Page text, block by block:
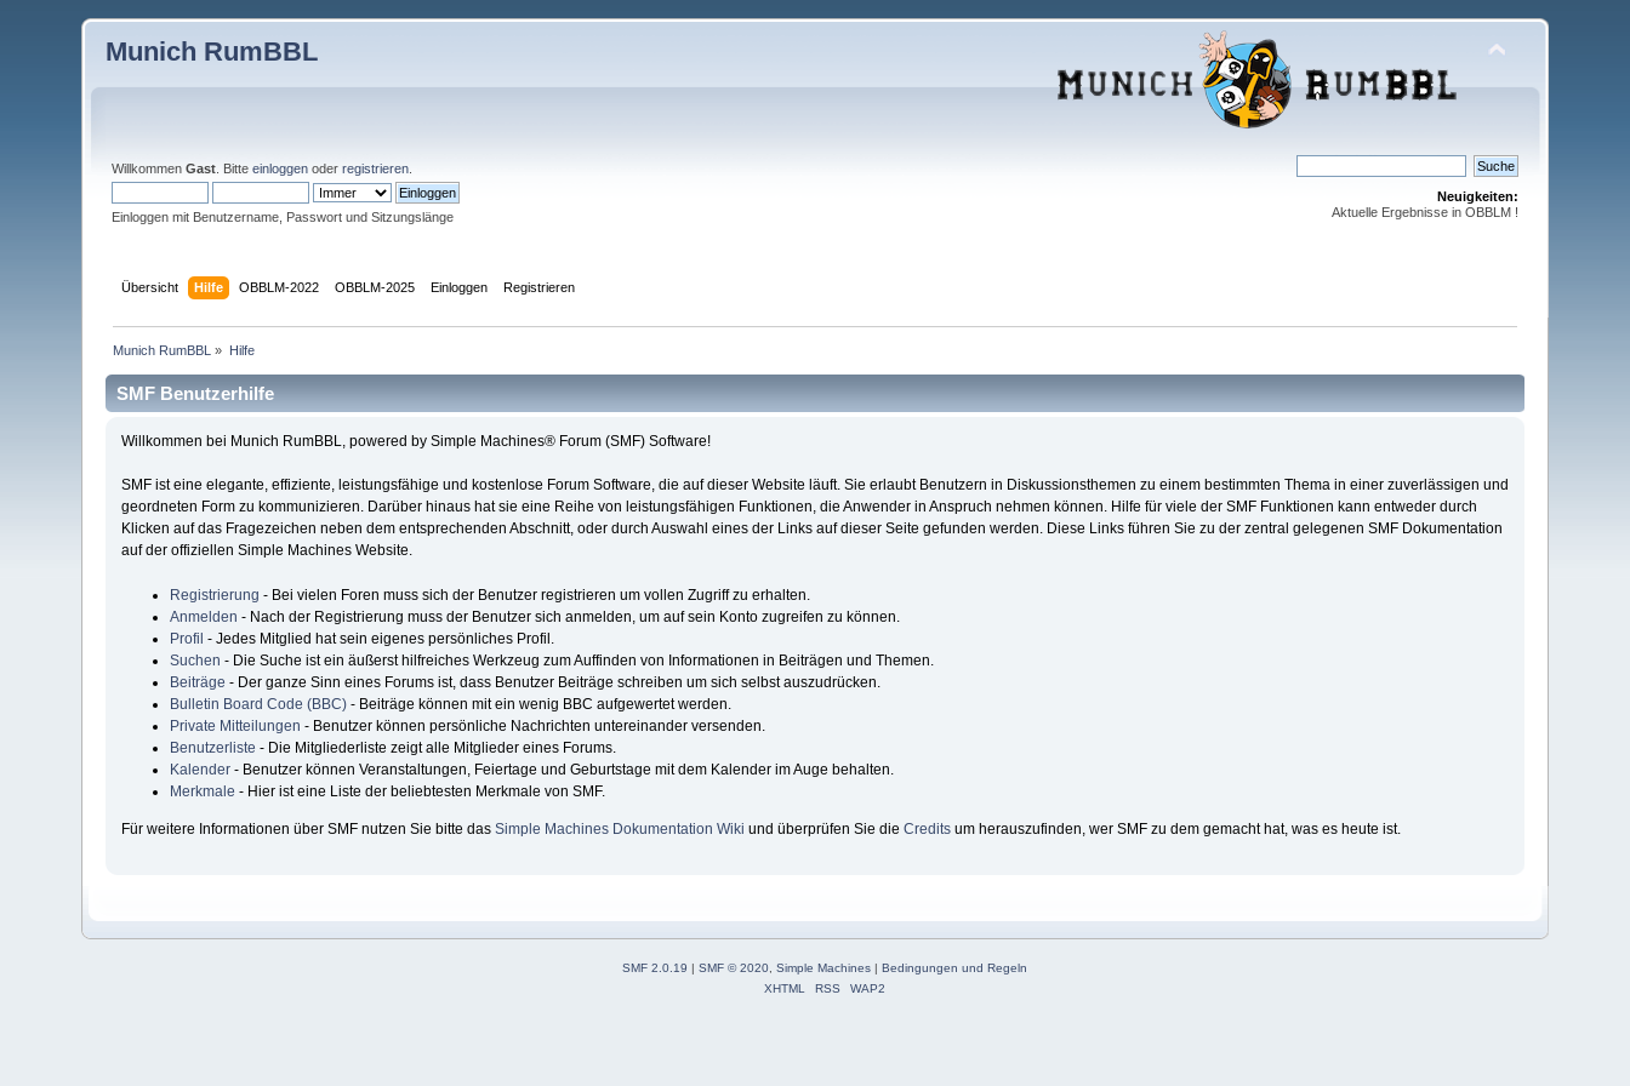
Munich RumBBL
WillkommenGast . Bitteeinloggen oderregistrieren
Einloggen mit Benutzername, Passwort und Sitzungslänge
Neuigkeiten:
Aktuelle Ergebnisse in OBBLM !
Übersicht Hilfe OBBLM-2022 OBBLM-2025 Einloggen Registrieren
Munich RumBBL » Hilfe
SMF Benutzerhilfe
Willkommen bei Munich RumBBL, powered by Simple Machines® Forum (SMF) Software!
SMF ist eine elegante, effiziente, leistungsfähige und kostenlose Forum Software, die auf dieser Website läuft. Sie erlaubt Benutzern in Diskussionsthemen zu einem bestimmten Thema in einer zuverlässigen und
geordneten Form zu kommunizieren. Darüber hinaus hat sie eine Reihe von leistungsfähigen Funktionen, die Anwender in Anspruch nehmen können. Hilfe für viele der SMF Funktionen kann entweder durch
Klicken auf das Fragezeichen neben dem entsprechenden Abschnitt, oder durch Auswahl eines der Links auf dieser Seite gefunden werden. Diese Links führen Sie zu der zentral gelegenen SMF Dokumentation
auf der offiziellen Simple Machines Website.
Registrierung - Bei vielen Foren muss sich der Benutzer registrieren um vollen Zugriff zu erhalten.
Anmelden - Nach der Registrierung muss der Benutzer sich anmelden, um auf sein Konto zugreifen zu können.
Profil - Jedes Mitglied hat sein eigenes persönliches Profil.
Suchen - Die Suche ist ein äußerst hilfreiches Werkzeug zum Auffinden von Informationen in Beiträgen und Themen.
Beiträge - Der ganze Sinn eines Forums ist, dass Benutzer Beiträge schreiben um sich selbst auszudrücken.
Bulletin Board Code (BBC)- Beiträge können mit ein wenig BBC aufgewertet werden.
Private Mitteilungen - Benutzer können persönliche Nachrichten untereinander versenden.
Benutzerliste - Die Mitgliederliste zeigt alle Mitglieder eines Forums.
Kalender- Benutzer können Veranstaltungen, Feiertage und Geburtstage mit dem Kalender im Auge behalten.
Merkmale - Hier ist eine Liste der beliebtesten Merkmale von SMF.
Für weitere Informationen über SMF nutzen Sie bitte das Simple Machines Dokumentation Wiki und überprüfen Sie die Creditsum herauszufinden, wer SMF zu dem gemacht hat, was es heute ist.
SMF 2.0.19 | SMF © 2020, Simple Machines| Bedingungen und Regeln
XHTML
RSS WAP2